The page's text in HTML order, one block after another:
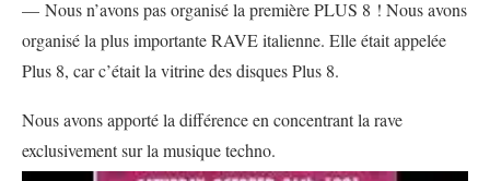
— Nous n’avons pas organisé la première PLUS 8 ! Nous avons
organisé la plus importante RAVE italienne. Elle était appelée
Plus 8, car c’était la vitrine des disques Plus 8.
Nous avons apporté la différence en concentrant la rave
exclusivement sur la musique techno.